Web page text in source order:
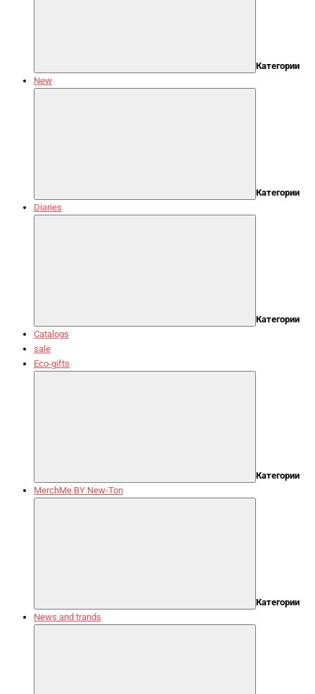
Категории
New
Категории
Diaries
Категории
Catalogs
sale
Eco-gifts
Категории
MerchMe BY New-Ton
Категории
News and trands